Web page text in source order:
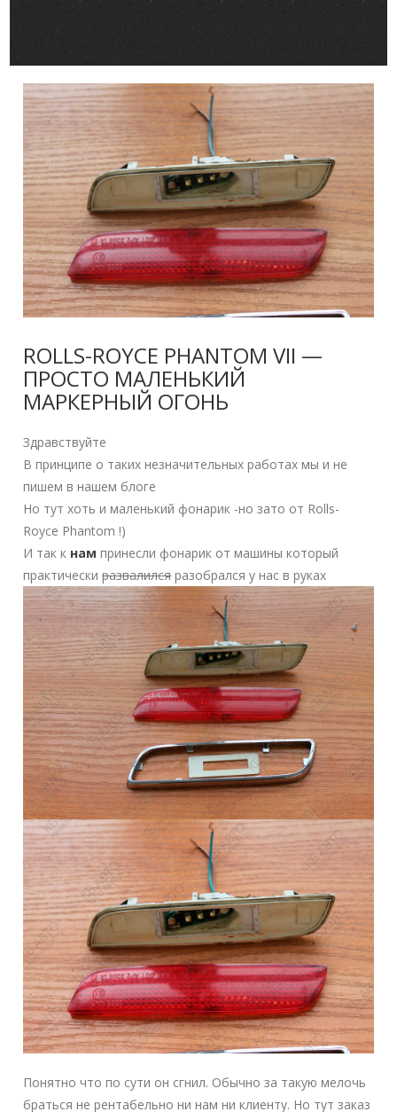
ROLLS-ROYCE PHANTOM VII —
ПРОСТО МАЛЕНЬКИЙ
МАРКЕРНЫЙ ОГОНЬ
Здравствуйте
В принципе о таких незначительных работах мы и не
пишем в нашем блоге
Но тут хоть и маленький фонарик -но зато от Rolls-
Royce Phantom !)
И так к нам принесли фонарик от машины который
практическиразвалилсяразобрался у нас в руках
Понятно что по сути он сгнил. Обычно за такую мелочь
браться не рентабельно ни нам ни клиенту. Но тут заказ